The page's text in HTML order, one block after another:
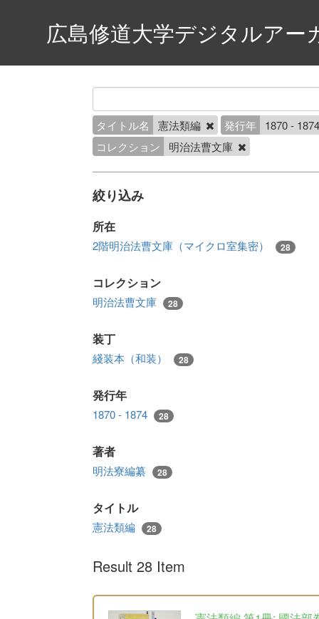
広島修道大学デジタルアー
タイトル名 憲法類編 発行年
1870 -
コレクション
明治法曹文庫
絞り込み
所在
2階明治法曹文庫（マイクロ室集密） 28
コレクション
明治法曹文庫 28
装丁
綫装本（和装） 28
発行年
1870 - 1874 28
著者
明法寮編纂 28
タイトル
憲法類編 28
Result 28 Item